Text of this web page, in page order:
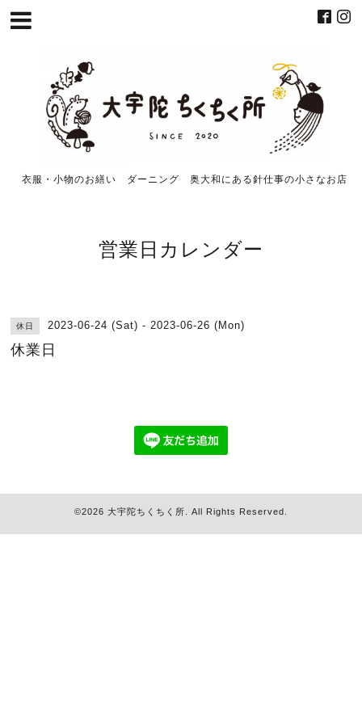
衣服・小物のお繕い ダーニング 奥大和にある針仕事の小さなお店
営業日カレンダー
休日 2023-06-24 (Sat) - 2023-06-26 (Mon)
休業日
©2026 大宇陀ちくちく所. All Rights Reserved.